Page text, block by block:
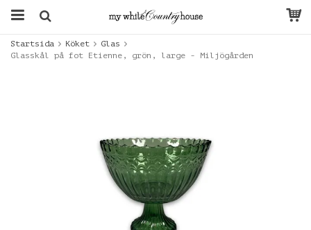
Startsida Köket
Glas
Glasskål på fot Etienne, grön, large - Miljögården